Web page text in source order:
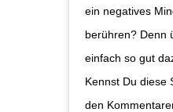
ein negatives
berühren? Denn
einfach so gut
Kennst Du diese
den